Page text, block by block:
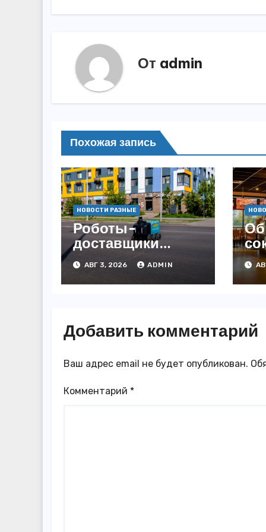
записям
От admin
Похожая запись
НОВОСТИ РАЗНЫЕ
Роботы-
доставщики
«Яндекса»
появились в
Казахстане
АВГ 3, 2026 ADMIN
Добавить комментарий
Ваш адрес email не будет опубликован.
Комментарий *